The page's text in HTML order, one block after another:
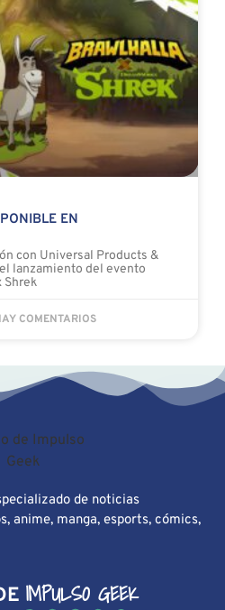
EN
con Universal Products &
lanzamiento del evento
Shrek
COMENTARIOS
de noticias
anime, manga, esports, cómics,
IMPULSO GEEK